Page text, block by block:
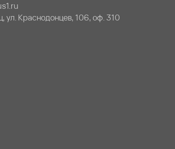
ул. Краснодонцев, 106, оф. 310